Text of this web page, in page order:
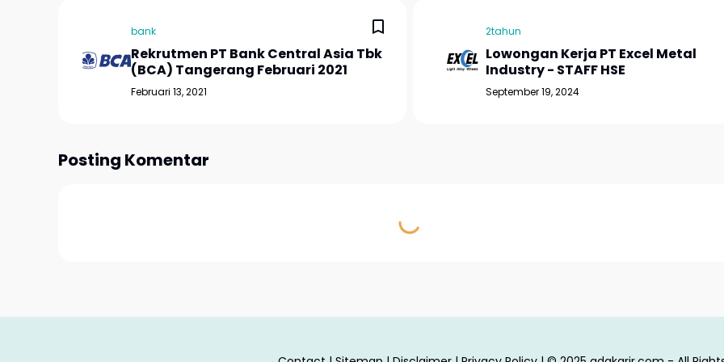
bank
Rekrutmen PT Bank Central Asia Tbk
(BCA) Tangerang Februari 2021
Februari 13, 2021
2tahun
Lowongan Kerja PT Excel Metal
Industry - STAFF HSE
September 19, 2024
Posting Komentar